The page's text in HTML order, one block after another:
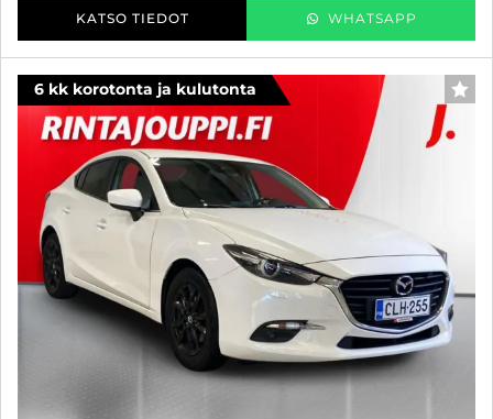
KATSO TIEDOT WHATSAPP
6 kk korotonta ja kulutonta